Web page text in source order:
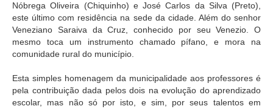
Nóbrega Oliveira (Chiquinho) e José Carlos da Silva (Preto),
este último com residência na sede da cidade. Além do senhor
Veneziano Saraiva da Cruz, conhecido por seu Venezio. O
mesmo toca um instrumento chamado pífano, e mora na
comunidade rural do município.
Esta simples homenagem da municipalidade aos professores é
pela contribuição dada pelos dois na evolução do aprendizado
escolar, mas não só por isto, e sim, por seus talentos em